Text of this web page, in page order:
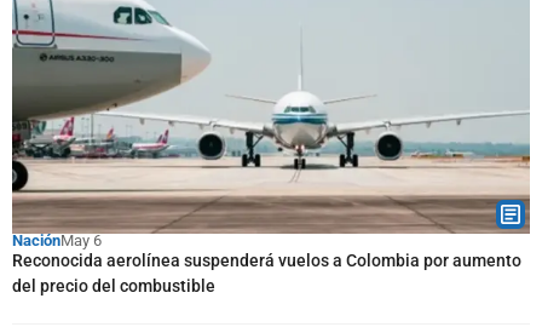
NaciónMay 6
Reconocida aerolínea suspenderá vuelos a Colombia por aumento
del precio del combustible